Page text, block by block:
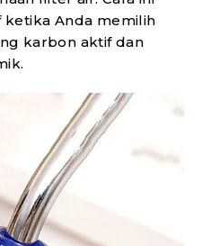
Anda memilih
karbon aktif dan